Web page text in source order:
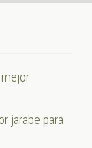
jarabe para